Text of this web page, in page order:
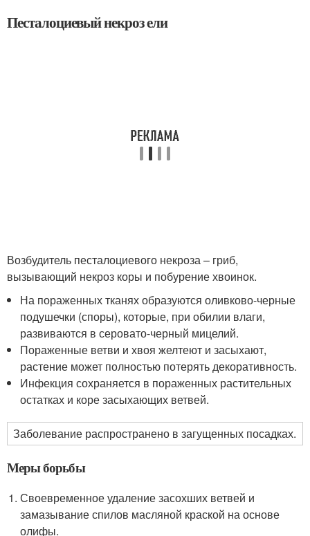
Песталоциевый некроз ели
Возбудитель песталоциевого некроза – гриб,
вызывающий некроз коры и побурение хвоинок.
На пораженных тканях образуются оливково-черные
подушечки (споры), которые, при обилии влаги,
развиваются в серовато-черный мицелий.
Пораженные ветви и хвоя желтеют и засыхают,
растение может полностью потерять декоративность.
Инфекция сохраняется в пораженных растительных
остатках и коре засыхающих ветвей.
Заболевание распространено в загущенных посадках.
Меры борьбы
Своевременное удаление засохших ветвей и
замазывание спилов масляной краской на основе
олифы.